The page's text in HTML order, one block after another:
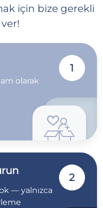
için bize gerekli
olarak
1
— yalnızca
2